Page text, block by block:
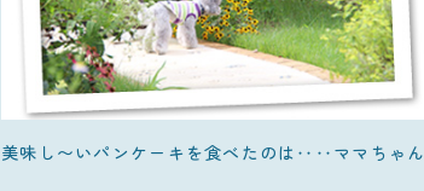
美味し〜いパンケーキを食べたのは‥‥ママちゃん